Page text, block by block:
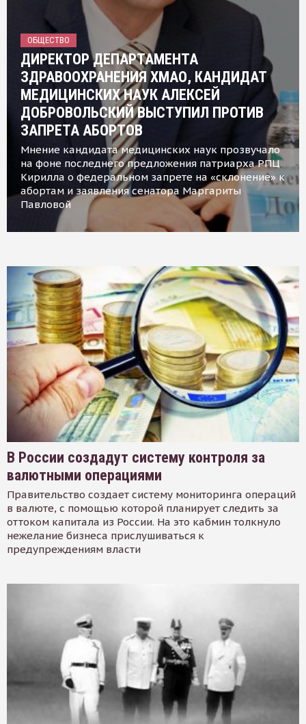
ОБЩЕСТВО
ДИРЕКТОР ДЕПАРТАМЕНТА
ЗДРАВООХРАНЕНИЯ ХМАО, КАНДИДАТ
МЕДИЦИНСКИХ НАУК АЛЕКСЕЙ
ДОБРОВОЛЬСКИЙ ВЫСТУПИЛ ПРОТИВ
ЗАПРЕТА АБОРТОВ
Мнение кандидата медицинских наук прозвучало
на фоне последнего предложения патриарха РПЦ
Кирилла о федеральном запрете на «склонение» к
абортам и заявления сенатора Маргариты
Павловой
В России создадут систему контроля за
валютными операциями
Правительство создает систему мониторинга операций
в валюте, с помощью которой планирует следить за
оттоком капитала из России. На это кабмин толкнуло
нежелание бизнеса прислушиваться к
предупреждениям власти